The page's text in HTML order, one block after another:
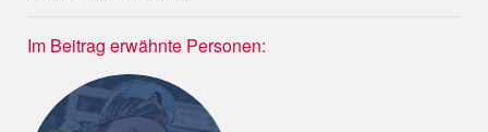
Im Beitrag erwähnte Personen: